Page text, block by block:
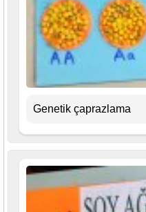
Genetik çaprazlama